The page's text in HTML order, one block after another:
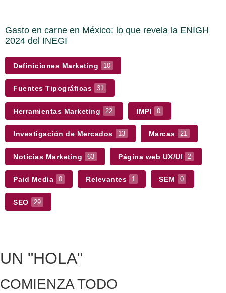
Gasto en carne en México: lo que revela la ENIGH
2024 del INEGI
Definiciones Marketing 10
Fuentes Tipográficas 31
Herramientas Marketing 22 IMPI 0
Investigación de Mercados 13 Marcas 21
Noticias Marketing 63 Página web UX/UI 2
Paid Media 0 Relevantes 1 SEM 0
SEO 29
UN "HOLA"
COMIENZA TODO